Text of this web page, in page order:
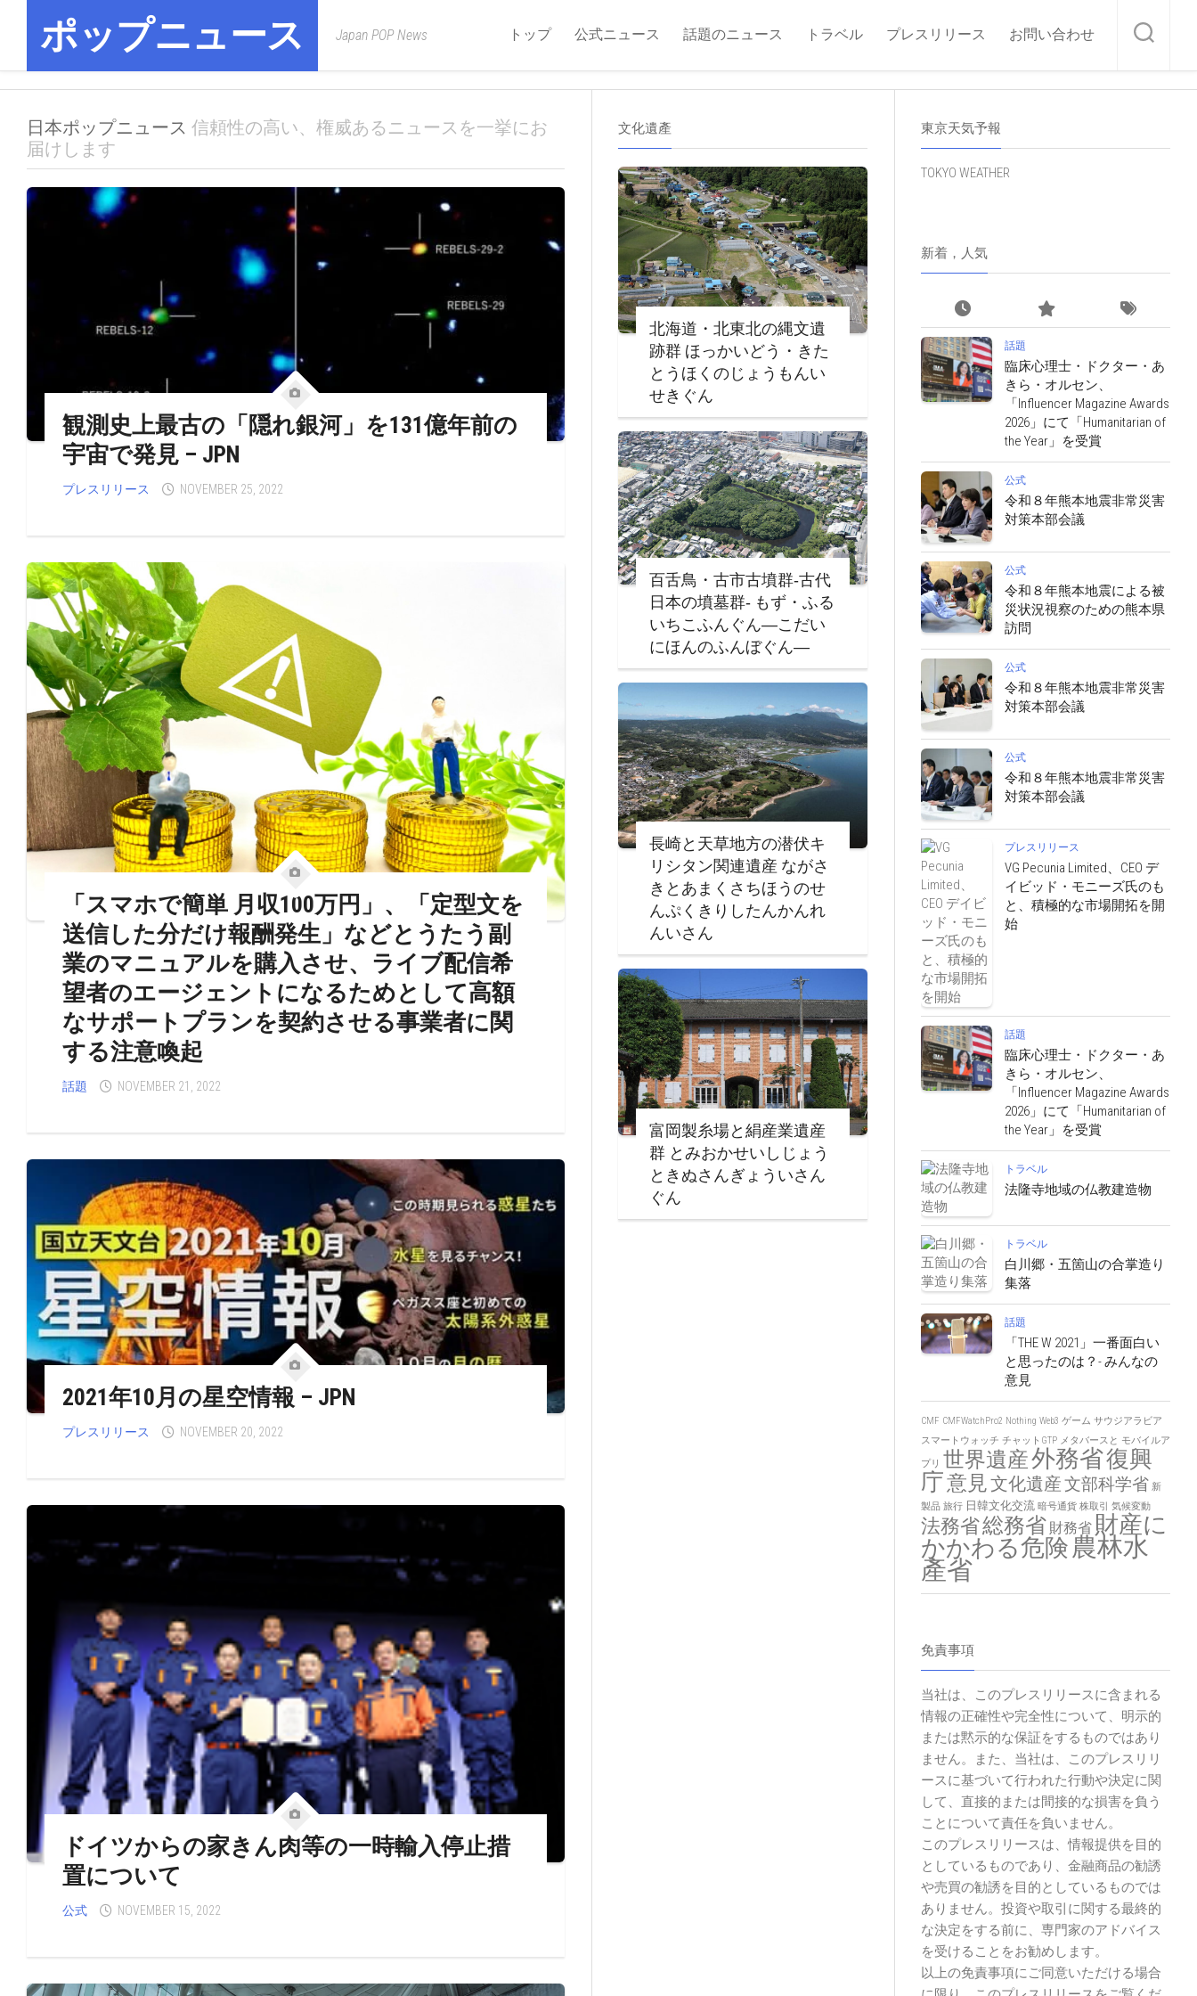
contentポップニュース Japan POP News トップ 公式ニュース 話題のニュース トラベル プレスリリース お問い合わせ
日本ポップニュース 信頼性の高い、権威あるニュースを一挙にお
届けします
観測史上最古の「隠れ銀河」を131億年前の
宇宙で発見 – JPN
プレスリリース NOVEMBER 25, 2022
「スマホで簡単 月収100万円」、「定型文を
送信した分だけ報酬発生」などとうたう副
業のマニュアルを購入させ、ライブ配信希
望者のエージェントになるためとして高額
なサポートプランを契約させる事業者に関
する注意喚起
話題 NOVEMBER 21, 2022
2021年10月の星空情報 – JPN
プレスリリース NOVEMBER 20, 2022
ドイツからの家きん肉等の一時輸入停止措
置について
公式 NOVEMBER 15, 2022
東京天気予報
TOKYO WEATHER
新着，人気
話題
臨床心理士・ドクター・あ
きら・オルセン、
「Influencer Magazine Awards
2026」にて「Humanitarian of
the Year」を受賞
公式
令和８年熊本地震非常災害
対策本部会議
公式
令和８年熊本地震による被
災状況視察のための熊本県
訪問
公式
令和８年熊本地震非常災害
対策本部会議
公式
令和８年熊本地震非常災害
対策本部会議
プレスリリース
VG Pecunia Limited、CEO デ
イビッド・モニーズ氏のも
と、積極的な市場開拓を開
始
話題
臨床心理士・ドクター・あ
きら・オルセン、
「Influencer Magazine Awards
2026」にて「Humanitarian of
the Year」を受賞
トラベル
法隆寺地域の仏教建造物
トラベル
白川郷・五箇山の合掌造り
集落
話題
「THE W 2021」一番面白い
と思ったのは？- みんなの
意見
CMF CMFWatchPro2 Nothing Web3 ゲーム サウジアラビア
スマートウォッチ チャットGTP メタバースと モバイルア
プリ 世界遺産外務省復興
庁意見文化遺産文部科学省 新
製品 旅行 日韓文化交流 暗号通貨 株取引 気候変動
法務省総務省 財務省 財産に
かかわる危険農林水
產省
免責事項
当社は、このプレスリリースに含まれる
情報の正確性や完全性について、明示的
または黙示的な保証をするものではあり
ません。また、当社は、このプレスリリ
ースに基づいて行われた行動や決定に関
して、直接的または間接的な損害を負う
ことについて責任を負いません。
このプレスリリースは、情報提供を目的
としているものであり、金融商品の勧誘
や売買の勧誘を目的としているものでは
ありません。投資や取引に関する最終的
な決定をする前に、専門家のアドバイス
を受けることをお勧めします。
以上の免責事項にご同意いただける場合
文化遺產
北海道・北東北の縄文遺
跡群 ほっかいどう・きた
とうほくのじょうもんい
せきぐん
百舌鳥・古市古墳群‐古代
日本の墳墓群‐ もず・ふる
いちこふんぐん―こだい
にほんのふんぼぐん―
長崎と天草地方の潜伏キ
リシタン関連遺産 ながさ
きとあまくさちほうのせ
んぷくきりしたんかんれ
んいさん
富岡製糸場と絹産業遺産
群 とみおかせいしじょう
ときぬさんぎょういさん
ぐん